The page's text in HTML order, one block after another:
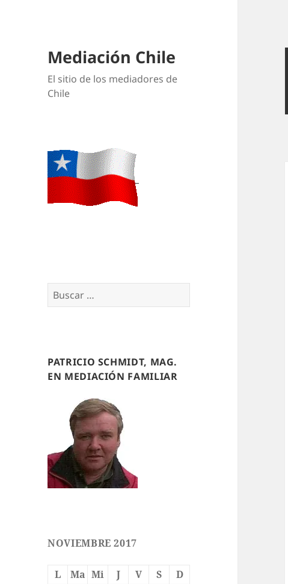
Mediación Chile
El sitio de los mediadores de
Chile
Buscar
por:
PATRICIO SCHMIDT, MAG.
EN MEDIACIÓN FAMILIAR
NOVIEMBRE 2017
L Ma Mi J V S
D